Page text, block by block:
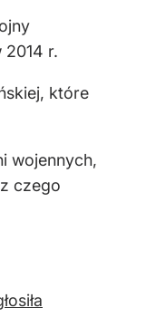
2014 r.
które
wojennych,
czego